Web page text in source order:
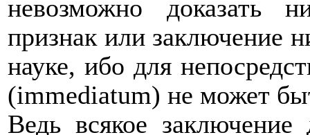
невозможно доказать
признак или заключение
науке, ибо для
(immediatum) не может
Ведь всякое заключение